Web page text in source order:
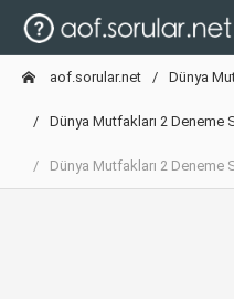
aof.sorular.net Dünya
Dünya Mutfakları 2 Deneme
Dünya Mutfakları 2 Deneme